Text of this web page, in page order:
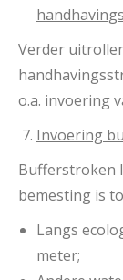
Verder
o.a. invoering
Invoering
Bufferstroken
bemesting is
Langs
meter;